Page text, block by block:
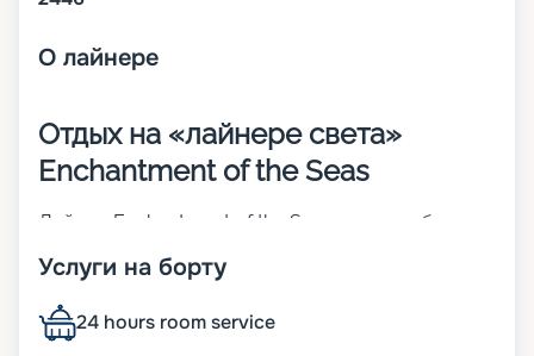
О лайнере
Отдых на «лайнере света»
Enchantment of the Seas
Лайнер Enchantment of the Seas – 11-палубное
классу Vision. Корабль был построен еще в 1997
факт, что более половины поверхностей на
судне – прозрачные. К ним относят
Услуги на борту
24 hours room service